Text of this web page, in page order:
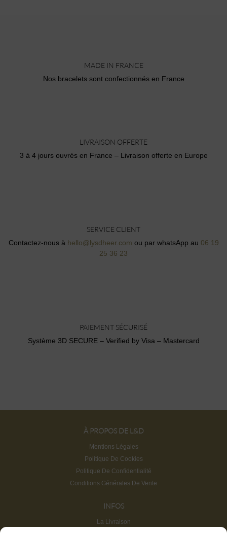
MADE IN FRANCE
Nos bracelets sont confectionnés en France
LIVRAISON OFFERTE
3 à 4 jours ouvrés en France – Livraison offerte en Europe
SERVICE CLIENT
Contactez-nous à hello@lysdheer.com ou par whatsApp au 06 19
25 36 23
PAIEMENT SÉCURISÉ
Système 3D SECURE – Verified by Visa – Mastercard
À PROPOS DE L&D
Mentions Légales
Politique De Cookies
Politique De Confidentialité
Conditions Générales De Vente
INFOS
La Livraison